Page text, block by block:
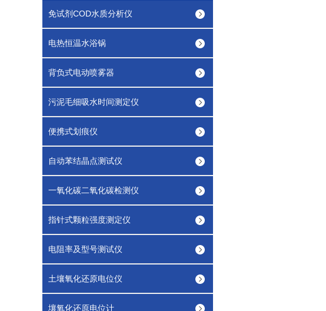
免试剂COD水质分析仪
电热恒温水浴锅
背负式电动喷雾器
污泥毛细吸水时间测定仪
便携式划痕仪
自动苯结晶点测试仪
一氧化碳二氧化碳检测仪
指针式颗粒强度测定仪
电阻率及型号测试仪
土壤氧化还原电位仪
壤氧化还原电位计